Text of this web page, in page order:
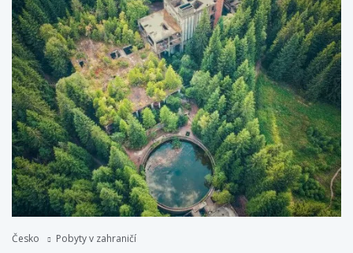
Česko Pobyty v zahraničí